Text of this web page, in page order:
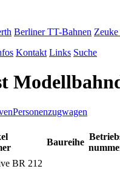
Berliner TT-Bahnen
Kontakt Links Suche
Personenzugwagen
Baureihe
BR 212